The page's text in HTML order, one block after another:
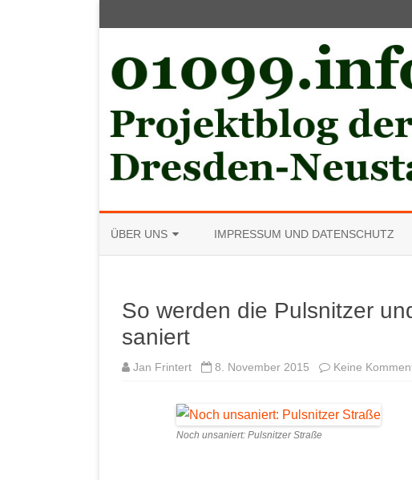
ÜBER UNS IMPRESSUM UND DATENSCHUTZ
So werden die Pulsnitzer
saniert
Jan Frintert 8. November 2015 Keine
Noch unsaniert: Pulsnitzer Straße